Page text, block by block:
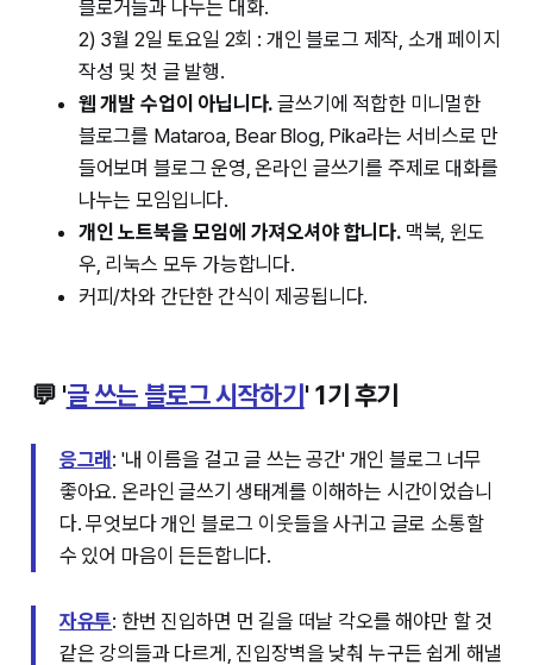
블로거들과 나누는 대화.
2) 3월 2일 토요일 2회 : 개인 블로그 제작, 소개 페이지
작성 및 첫 글 발행.
웹 개발 수업이 아닙니다. 글쓰기에 적합한 미니멀한
블로그를 Mataroa, Bear Blog, Pika라는 서비스로 만
들어보며 블로그 운영, 온라인 글쓰기를 주제로 대화를
나누는 모임입니다.
개인 노트북을 모임에 가져오셔야 합니다.맥북, 윈도
우, 리눅스 모두 가능합니다.
커피/차와 간단한 간식이 제공됩니다.
💬 '글 쓰는 블로그 시작하기' 1기 후기
응그래 : '내 이름을 걸고 글 쓰는 공간' 개인 블로그 너무
좋아요. 온라인 글쓰기 생태계를 이해하는 시간이었습니
다. 무엇보다 개인 블로그 이웃들을 사귀고 글로 소통할
수 있어 마음이 든든합니다.
자유투: 한번 진입하면 먼 길을 떠날 각오를 해야만 할 것
같은 강의들과 다르게, 진입장벽을 낮춰 누구든 쉽게 해낼